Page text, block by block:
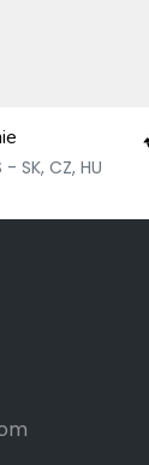
SK, CZ, HU